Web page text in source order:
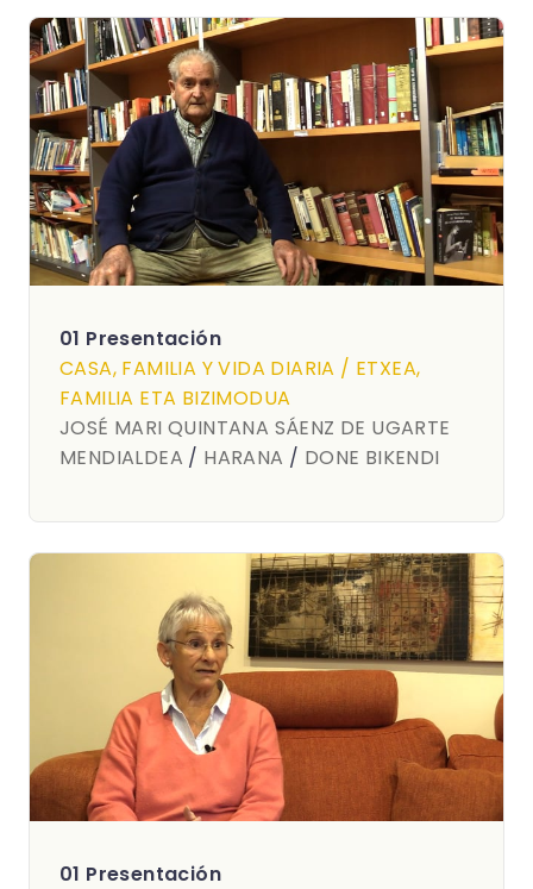
01 Presentación
CASA, FAMILIA Y VIDA DIARIA / ETXEA,
FAMILIA ETA BIZIMODUA
JOSÉ MARI QUINTANA SÁENZ DE UGARTE
MENDIALDEA / HARANA / DONE BIKENDI
01 Presentación